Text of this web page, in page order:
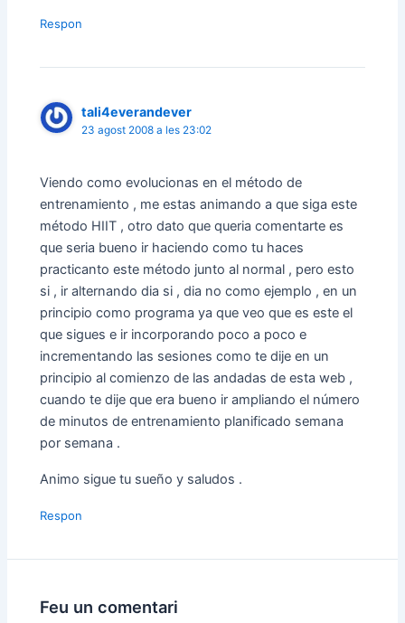
Respon
tali4everandever
23 agost 2008 a les 23:02
Viendo como evolucionas en el método de
entrenamiento , me estas animando a que siga este
método HIIT , otro dato que queria comentarte es
que seria bueno ir haciendo como tu haces
practicanto este método junto al normal , pero esto
si , ir alternando dia si , dia no como ejemplo , en un
principio como programa ya que veo que es este el
que sigues e ir incorporando poco a poco e
incrementando las sesiones como te dije en un
principio al comienzo de las andadas de esta web ,
cuando te dije que era bueno ir ampliando el número
de minutos de entrenamiento planificado semana
por semana .
Animo sigue tu sueño y saludos .
Respon
Feu un comentari